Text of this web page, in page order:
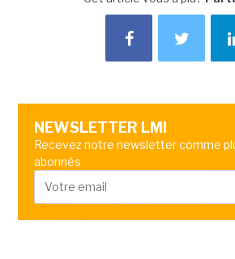
NEWSLETTER LMI
Recevez notre newsletter comme
abonnés